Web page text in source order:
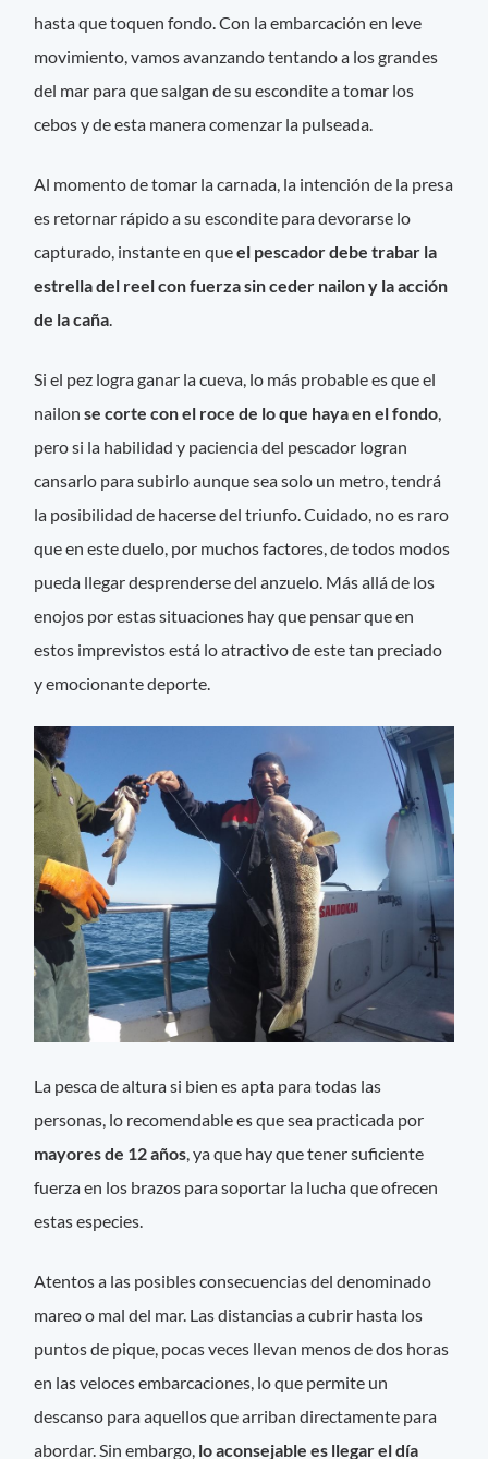
hasta que toquen fondo. Con la embarcación en leve
movimiento, vamos avanzando tentando a los grandes
del mar para que salgan de su escondite a tomar los
cebos y de esta manera comenzar la pulseada.
Al momento de tomar la carnada, la intención de la presa
es retornar rápido a su escondite para devorarse lo
capturado, instante en queel pescador debe trabar la
estrella del reel con fuerza sin ceder nailon y la acción
de la caña.
Si el pez logra ganar la cueva, lo más probable es que el
nailonse corte con el roce de lo que haya en el fondo,
pero si la habilidad y paciencia del pescador logran
cansarlo para subirlo aunque sea solo un metro, tendrá
la posibilidad de hacerse del triunfo. Cuidado, no es raro
que en este duelo, por muchos factores, de todos modos
pueda llegar desprenderse del anzuelo. Más allá de los
enojos por estas situaciones hay que pensar que en
estos imprevistos está lo atractivo de este tan preciado
y emocionante deporte.
La pesca de altura si bien es apta para todas las
personas, lo recomendable es que sea practicada por
mayores de 12 años , ya que hay que tener suficiente
fuerza en los brazos para soportar la lucha que ofrecen
estas especies.
Atentos a las posibles consecuencias del denominado
mareo o mal del mar. Las distancias a cubrir hasta los
puntos de pique, pocas veces llevan menos de dos horas
en las veloces embarcaciones, lo que permite un
descanso para aquellos que arriban directamente para
abordar. Sin embargo, lo aconsejable es llegar el día